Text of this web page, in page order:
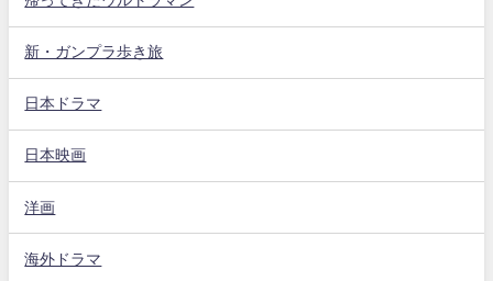
新・ガンプラ歩き旅
日本ドラマ
日本映画
洋画
海外ドラマ